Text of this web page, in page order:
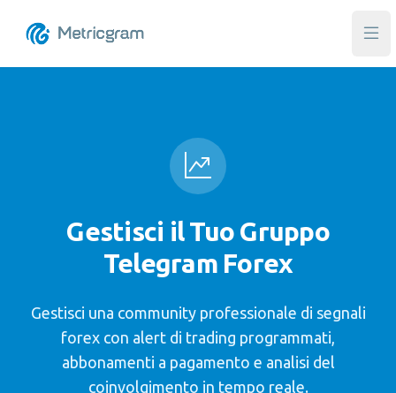
Gestisci il Tuo Gruppo
Telegram Forex
Gestisci una community professionale di segnali
forex con alert di trading programmati,
abbonamenti a pagamento e analisi del
coinvolgimento in tempo reale.